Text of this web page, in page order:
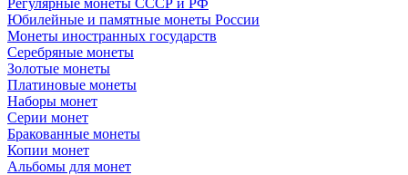
Регулярные монеты СССР и РФ
Юбилейные и памятные монеты России
Монеты иностранных государств
Серебряные монеты
Золотые монеты
Платиновые монеты
Наборы монет
Серии монет
Бракованные монеты
Копии монет
Альбомы для монет